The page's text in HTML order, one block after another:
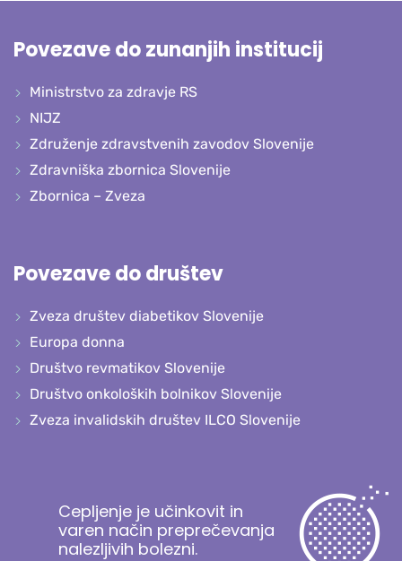
Povezave do zunanjih institucij
Ministrstvo za zdravje RS
NIJZ
Združenje zdravstvenih zavodov Slovenije
Zdravniška zbornica Slovenije
Zbornica – Zveza
Povezave do društev
Zveza društev diabetikov Slovenije
Europa donna
Društvo revmatikov Slovenije
Društvo onkoloških bolnikov Slovenije
Zveza invalidskih društev ILCO Slovenije
Cepljenje je učinkovit in
varen način preprečevanja
nalezljivih bolezni.